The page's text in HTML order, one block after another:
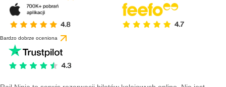
Bardzo dobrze oceniona